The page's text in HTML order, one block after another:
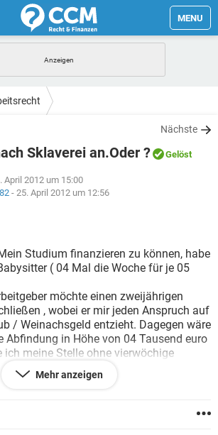
MENU
Nächste
Sklaverei an.Oder ? Gelöst
April 2012 um 15:00
- 25. April 2012 um 12:56
Studium finanzieren zu können, habe
( 04 Mal die Woche für je 05
möchte einen zweijährigen
, wobei er mir jeden Anspruch auf
/ Weinachsgeld entzieht. Dagegen wäre
Abfindung in Höhe von 04 Tausend euro
ich meine Stelle ohne vierwöchige
Vertrag sprachlos an.
Mehr anzeigen